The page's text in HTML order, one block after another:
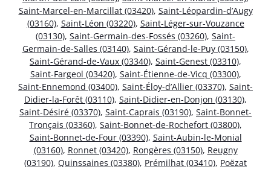
Saint-Marcel-en-Marcillat (03420), Saint-Léopardin-d’Augy
(03160), Saint-Léon (03220), Saint-Léger-sur-Vouzance
(03130), Saint-Germain-des-Fossés (03260), Saint-
Germain-de-Salles (03140), Saint-Gérand-le-Puy (03150),
Saint-Gérand-de-Vaux (03340), Saint-Genest (03310),
Saint-Fargeol (03420), Saint-Étienne-de-Vicq (03300),
Saint-Ennemond (03400), Saint-Éloy-d’Allier (03370), Saint-
Didier-la-Forêt (03110), Saint-Didier-en-Donjon (03130),
Saint-Désiré (03370), Saint-Caprais (03190), Saint-Bonnet-
Tronçais (03360), Saint-Bonnet-de-Rochefort (03800),
Saint-Bonnet-de-Four (03390), Saint-Aubin-le-Monial
(03160), Ronnet (03420), Rongères (03150), Reugny
(03190), Quinssaines (03380), Prémilhat (03410), Poëzat